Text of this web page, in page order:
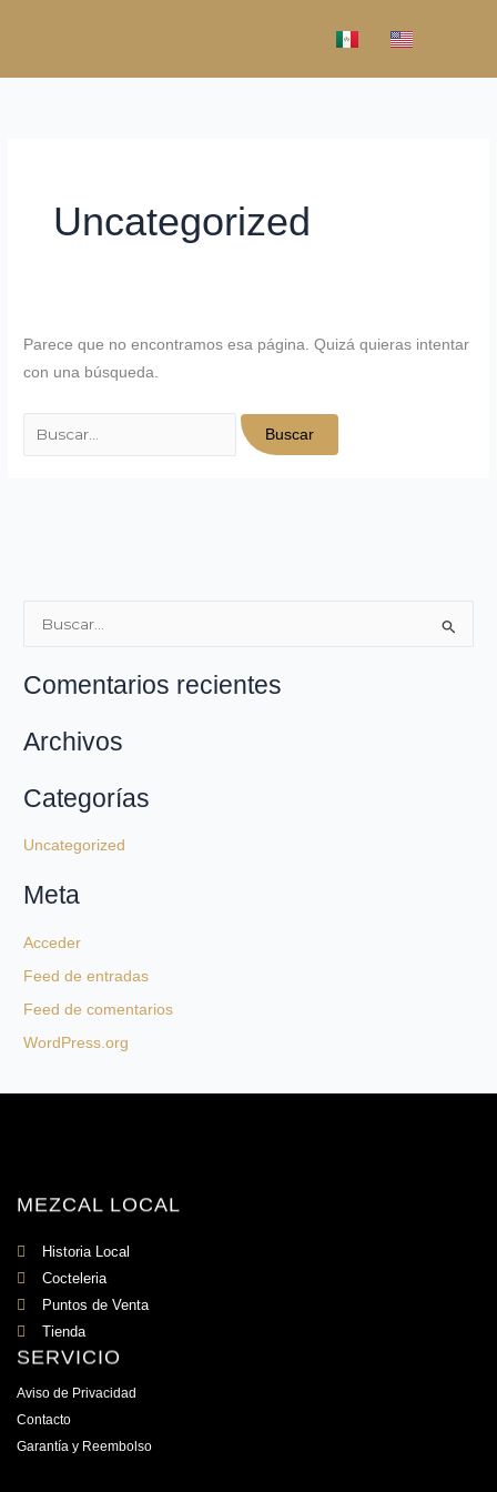
Uncategorized
Parece que no encontramos esa página. Quizá quieras intentar
con una búsqueda.
s
a
:
Comentarios recientes
Archivos
Categorías
Uncategorized
Meta
Acceder
Feed de entradas
Feed de comentarios
WordPress.org
MEZCAL LOCAL
Historia Local
Cocteleria
Puntos de Venta
Tienda
SERVICIO
Aviso de Privacidad
Contacto
Garantía y Reembolso